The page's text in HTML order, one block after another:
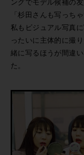
「杉田さんも写っち
私もビジュアル写真
ったいに主体的に撮
緒に写るほうが間違
た。